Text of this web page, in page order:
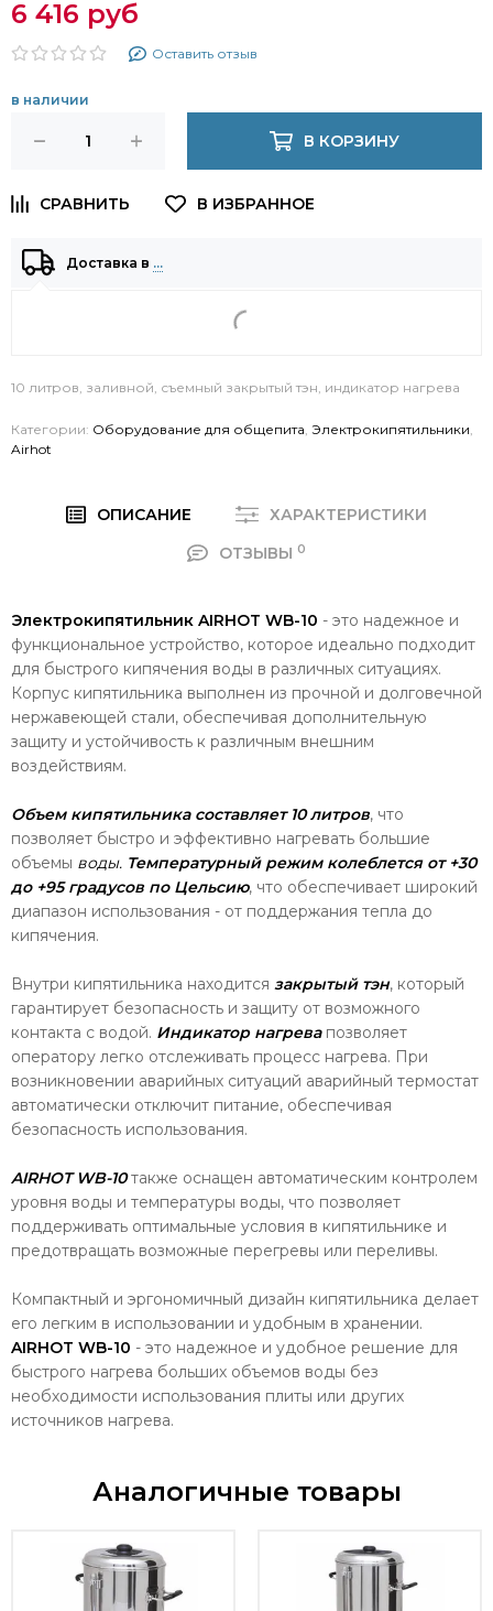
6 416 руб
Оставить отзыв
в наличии
В КОРЗИНУ
Доставка в …
10 литров, заливной, съемный закрытый тэн, индикатор нагрева
Категории: Оборудование для общепита, Электрокипятильники,
Airhot
ОПИСАНИЕ
ХАРАКТЕРИСТИКИ
ОТЗЫВЫ 0
Электрокипятильник AIRHOT WB-10 - это надежное и
функциональное устройство, которое идеально подходит
для быстрого кипячения воды в различных ситуациях.
Корпус кипятильника выполнен из прочной и долговечной
нержавеющей стали, обеспечивая дополнительную
защиту и устойчивость к различным внешним
воздействиям.
Объем кипятильника составляет 10 литров, что
позволяет быстро и эффективно нагревать большие
объемы воды. Температурный режим колеблется от +30
до +95 градусов по Цельсию, что обеспечивает широкий
диапазон использования - от поддержания тепла до
кипячения.
Внутри кипятильника находится закрытый тэн, который
гарантирует безопасность и защиту от возможного
контакта с водой. Индикатор нагревапозволяет
оператору легко отслеживать процесс нагрева. При
возникновении аварийных ситуаций аварийный термостат
автоматически отключит питание, обеспечивая
безопасность использования.
AIRHOT WB-10также оснащен автоматическим контролем
уровня воды и температуры воды, что позволяет
поддерживать оптимальные условия в кипятильнике и
предотвращать возможные перегревы или переливы.
Компактный и эргономичный дизайн кипятильника делает
его легким в использовании и удобным в хранении.
AIRHOT WB-10 - это надежное и удобное решение для
быстрого нагрева больших объемов воды без
необходимости использования плиты или других
источников нагрева.
Аналогичные товары